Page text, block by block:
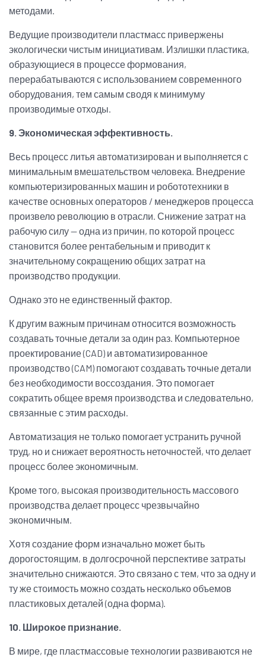
методами.
Ведущие производители пластмасс привержены
экологически чистым инициативам. Излишки пластика,
образующиеся в процессе формования,
перерабатываются с использованием современного
оборудования, тем самым сводя к минимуму
производимые отходы.
9. Экономическая эффективность.
Весь процесс литья автоматизирован и выполняется с
минимальным вмешательством человека. Внедрение
компьютеризированных машин и робототехники в
качестве основных операторов / менеджеров процесса
произвело революцию в отрасли. Снижение затрат на
рабочую силу — одна из причин, по которой процесс
становится более рентабельным и приводит к
значительному сокращению общих затрат на
производство продукции.
Однако это не единственный фактор.
К другим важным причинам относится возможность
создавать точные детали за один раз. Компьютерное
проектирование (CAD) и автоматизированное
производство (CAM) помогают создавать точные детали
без необходимости воссоздания. Это помогает
сократить общее время производства и следовательно,
связанные с этим расходы.
Автоматизация не только помогает устранить ручной
труд, но и снижает вероятность неточностей, что делает
процесс более экономичным.
Кроме того, высокая производительность массового
производства делает процесс чрезвычайно
экономичным.
Хотя создание форм изначально может быть
дорогостоящим, в долгосрочной перспективе затраты
значительно снижаются. Это связано с тем, что за одну и
ту же стоимость можно создать несколько объемов
пластиковых деталей (одна форма).
10. Широкое признание.
В мире, где пластмассовые технологии развиваются не